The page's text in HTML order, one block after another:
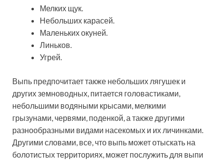
Мелких щук.
Небольших карасей.
Маленьких окуней.
Линьков.
Угрей.
Выпь предпочитает также небольших лягушек и
других земноводных, питается головастиками,
небольшими водяными крысами, мелкими
грызунами, червями, поденкой, а также другими
разнообразными видами насекомых и их личинками.
Другими словами, все, что выпь может отыскать на
болотистых территориях, может послужить для выпи